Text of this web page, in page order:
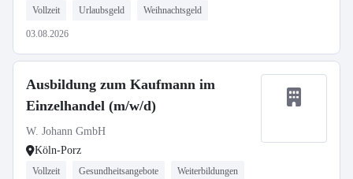
Vollzeit Urlaubsgeld Weihnachtsgeld
03.08.2026
Ausbildung zum Kaufmann im
Einzelhandel (m/w/d)
W. Johann GmbH
Köln-Porz
Vollzeit Gesundheitsangebote Weiterbildungen